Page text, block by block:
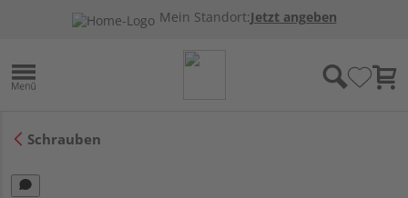
Mein Standort:Jetzt angeben
Schrauben